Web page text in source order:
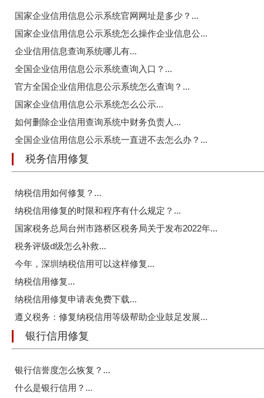
国家企业信用信息公示系统官网网址是多少？...
国家企业信用信息公示系统怎么操作企业信息公...
企业信用信息查询系统哪儿有...
全国企业信用信息公示系统查询入口？...
官方全国企业信用信息公示系统怎么查询？...
国家企业信用信息公示系统怎么公示...
如何删除企业信用查询系统中财务负责人...
全国企业信用信息公示系统一直进不去怎么办？...
税务信用修复
纳税信用如何修复？...
纳税信用修复的时限和程序有什么规定？...
国家税务总局台州市路桥区税务局关于发布2022年...
税务评级d级怎么补救...
今年，深圳纳税信用可以这样修复...
纳税信用修复...
纳税信用修复申请表免费下载...
遵义税务：修复纳税信用等级帮助企业鼓足发展...
银行信用修复
银行信誉度怎么恢复？...
什么是银行信用？...